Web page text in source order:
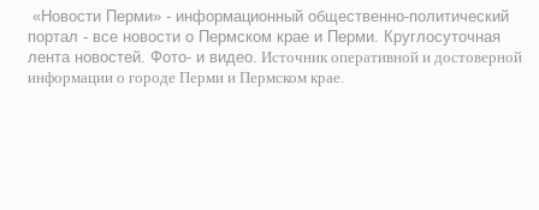
«Новости Перми» - информационный общественно-политический
портал - все новости о Пермском крае и Перми. Круглосуточная
лента новостей. Фото- и видео. Источник оперативной и достоверной
информации о городе Перми и Пермском крае.